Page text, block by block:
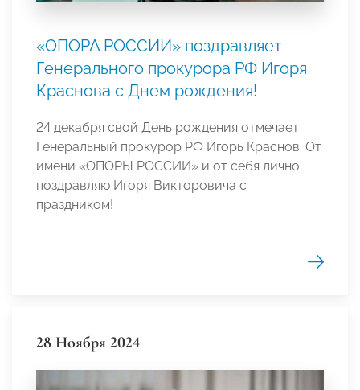
«ОПОРА РОССИИ» поздравляет
Генерального прокурора РФ Игоря
Краснова с Днем рождения!
24 декабря свой День рождения отмечает
Генеральный прокурор РФ Игорь Краснов. От
имени «ОПОРЫ РОССИИ» и от себя лично
поздравляю Игоря Викторовича с
праздником!
28 Ноября 2024